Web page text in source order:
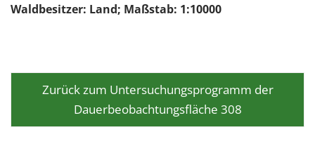
Waldbesitzer: Land; Maßstab: 1:10000
Zurück zum Untersuchungsprogramm der
Dauerbeobachtungsfläche 308